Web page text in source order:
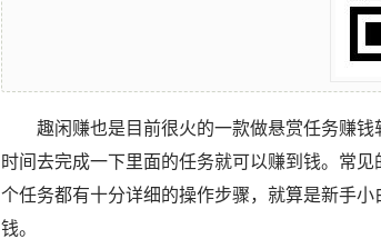
趣闲赚也是目前很火的一款做悬赏任务赚
时间去完成一下里面的任务就可以赚到钱。常
个任务都有十分详细的操作步骤，就算是新手
钱。